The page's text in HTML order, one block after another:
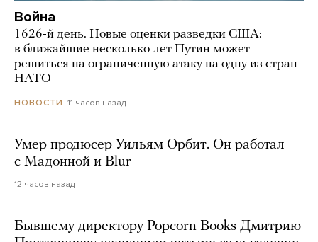
Война
1626-й день. Новые оценки разведки США:
в ближайшие несколько лет Путин может
решиться на ограниченную атаку на одну из стран
НАТО
НОВОСТИ 11 часов назад
Умер продюсер Уильям Орбит. Он работал
с Мадонной и Blur
12 часов назад
Бывшему директору Popcorn Books Дмитрию